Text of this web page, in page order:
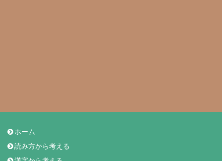
ホーム
読み方から考える